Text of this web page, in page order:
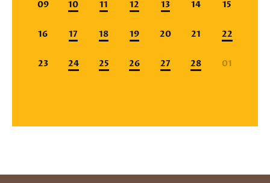
09 10 11 12 13 14 15
16 17 18 19 20 21 22
23 24 25 26 27 28 01